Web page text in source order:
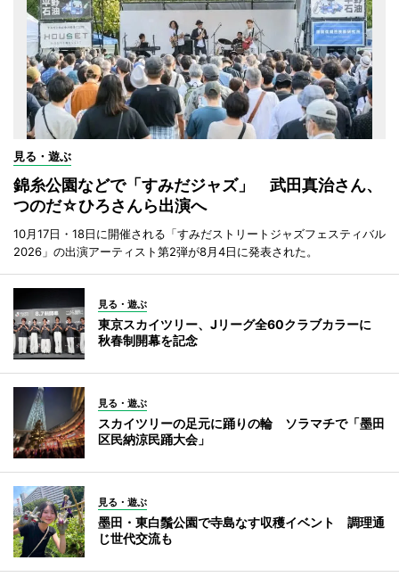
見る・遊ぶ
錦糸公園などで「すみだジャズ」 武田真治さん、
つのだ☆ひろさんら出演へ
10月17日・18日に開催される「すみだストリートジャズフェスティバル
2026」の出演アーティスト第2弾が8月4日に発表された。
見る・遊ぶ
東京スカイツリー、Jリーグ全60クラブカラーに
秋春制開幕を記念
見る・遊ぶ
スカイツリーの足元に踊りの輪 ソラマチで「墨田
区民納涼民踊大会」
見る・遊ぶ
墨田・東白鬚公園で寺島なす収穫イベント 調理通
じ世代交流も